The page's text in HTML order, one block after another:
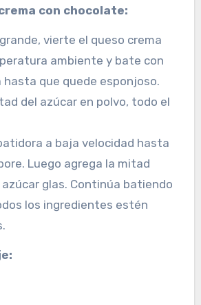
con chocolate:
vierte el queso crema
ambiente y bate con
hasta que quede esponjoso.
del azúcar en polvo, todo el
a baja velocidad hasta
Luego agrega la mitad
glas. Continúa batiendo
los ingredientes estén